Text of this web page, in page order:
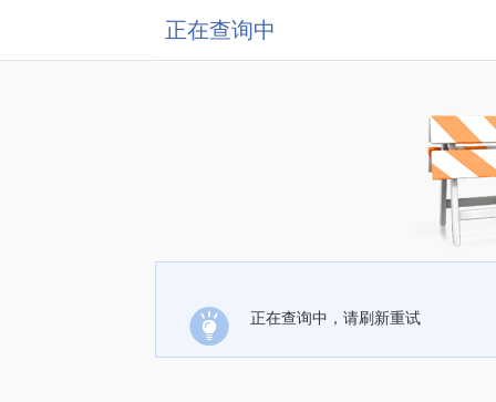
正在查询中
正在查询中，请刷新重试